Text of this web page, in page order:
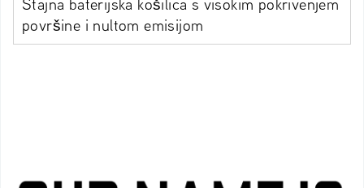
površine i nultom emisijom